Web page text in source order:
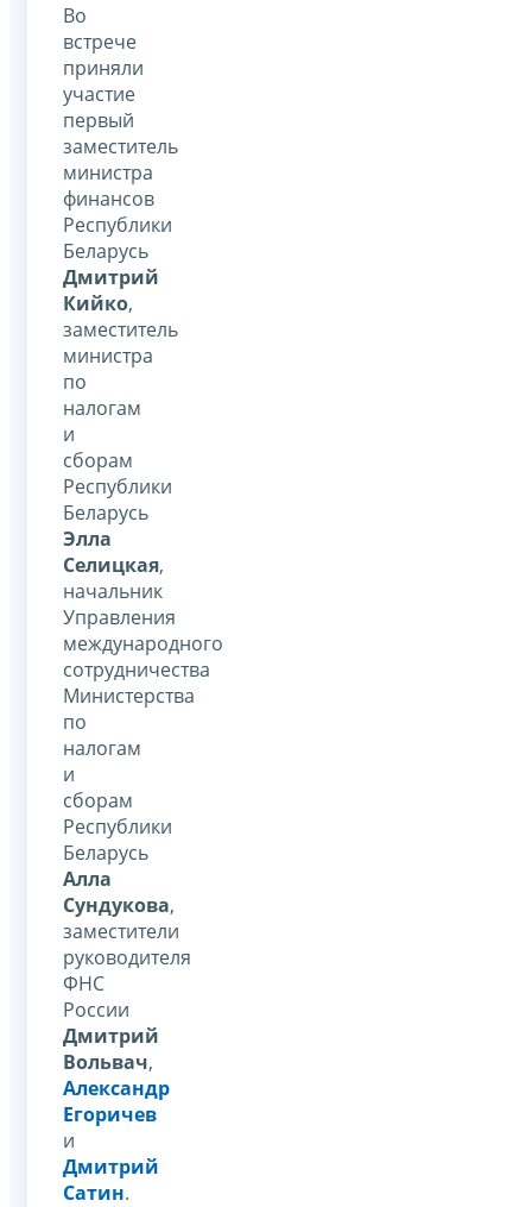
Во
встрече
приняли
участие
первый
заместитель
министра
финансов
Республики
Беларусь
Дмитрий
Кийко,
заместитель
министра
по
налогам
и
сборам
Республики
Беларусь
Элла
Селицкая,
начальник
Управления
международного
сотрудничества
Министерства
по
налогам
и
сборам
Республики
Беларусь
Алла
Сундукова,
заместители
руководителя
ФНС
России
Дмитрий
Вольвач,
Александр
Егоричев
и
Дмитрий
Сатин.